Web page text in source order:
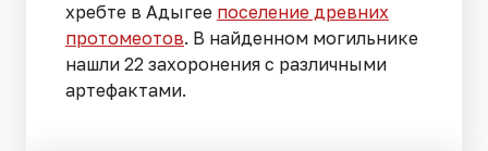
хребте в Адыгее поселение древних
протомеотов. В найденном могильнике
нашли 22 захоронения с различными
артефактами.